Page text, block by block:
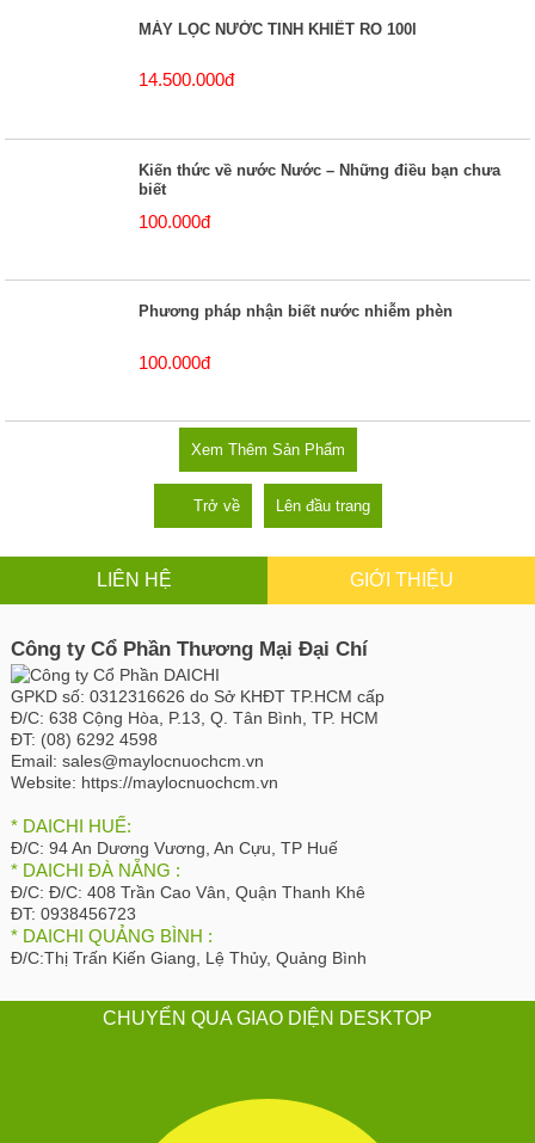
MÁY LỌC NƯỚC TINH KHIẾT RO 100l
14.500.000đ
Kiến thức về nước Nước – Những điều bạn chưa
biết
100.000đ
Phương pháp nhận biết nước nhiễm phèn
100.000đ
Xem Thêm Sản Phẩm
Trở về Lên đầu trang
LIÊN HỆ GIỚI THIỆU
Công ty Cổ Phần Thương Mại Đại Chí
GPKD số: 0312316626 do Sở KHĐT TP.HCM cấp
Đ/C: 638 Cộng Hòa, P.13, Q. Tân Bình, TP. HCM
ĐT: (08) 6292 4598
Email: sales@maylocnuochcm.vn
Website: https://maylocnuochcm.vn
* DAICHI HUẾ:
Đ/C: 94 An Dương Vương, An Cựu, TP Huế
* DAICHI ĐÀ NẴNG :
Đ/C: Đ/C: 408 Trần Cao Vân, Quận Thanh Khê
ĐT: 0938456723
* DAICHI QUẢNG BÌNH :
Đ/C:Thị Trấn Kiến Giang, Lệ Thủy, Quảng Bình
CHUYỂN QUA GIAO DIỆN DESKTOP